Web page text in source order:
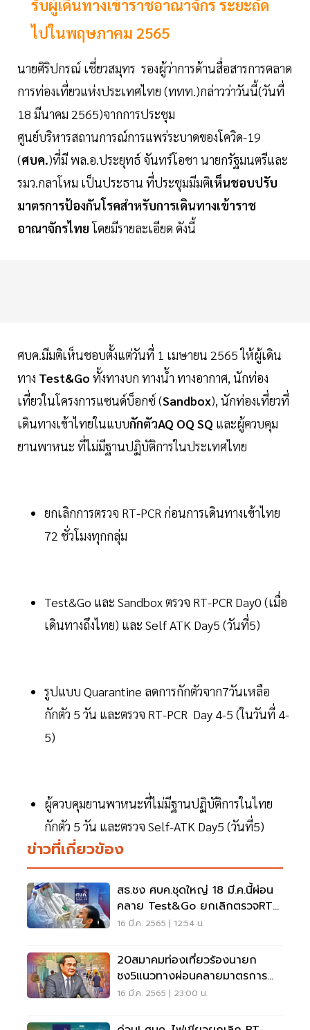
รับผู้เดินทางเข้าราชอาณาจักร ระยะถัด
ไปในพฤษภาคม 2565
นายศิริปกรณ์ เชี่ยวสมุทร รองผู้ว่าการด้านสื่อสารการตลาด
การท่องเที่ยวแห่งประเทศไทย (ททท.)กล่าวว่าวันนี้(วันที่
18 มีนาคม 2565)จากการประชุม
ศูนย์บริหารสถานการณ์การแพร่ระบาดของโควิด-19
(ศบค.)ที่มี พล.อ.ประยุทธ์ จันทร์โอชา นายกรัฐมนตรีและ
รมว.กลาโหม เป็นประธาน ที่ประชุมมีมติเห็นชอบปรับ
มาตรการป้องกันโรคสำหรับการเดินทางเข้าราช
อาณาจักรไทยโดยมีรายละเอียด ดังนี้
ศบค.มีมติเห็นชอบตั้งแต่วันที่ 1 เมษายน 2565 ให้ผู้เดิน
ทาง Test&Go ทั้งทางบก ทางน้ำ ทางอากาศ, นักท่อง
เที่ยวในโครงการแซนด์บ็อกซ์ (Sandbox), นักท่องเที่ยวที่
เดินทางเข้าไทยในแบบกักตัวAQ OQ SQ และผู้ควบคุม
ยานพาหนะ ที่ไม่มีฐานปฏิบัติการในประเทศไทย
ยกเลิกการตรวจ RT-PCR ก่อนการเดินทางเข้าไทย
72 ชั่วโมงทุกกลุ่ม
Test&Go และ Sandbox ตรวจ RT-PCR Day0 (เมื่อ
เดินทางถึงไทย) และ Self ATK Day5 (วันที่5)
รูปแบบ Quarantine ลดการกักตัวจาก7วันเหลือ
กักตัว 5 วัน และตรวจ RT-PCR Day 4-5 (ในวันที่ 4-
5)
ผู้ควบคุมยานพาหนะที่ไม่มีฐานปฏิบัติการในไทย
กักตัว 5 วัน และตรวจ Self-ATK Day5 (วันที่5)
ข่าวที่เกี่ยวข้อง
สธ.ชง ศบค.ชุดใหญ่ 18 มี.ค.นี้ผ่อน
คลาย Test&Go ยกเลิกตรวจRT-
PCR ก่อนมาไทย
16 มี.ค. 2565 | 12:54 น.
20สมาคมท่องเที่ยวร้องนายก
ชง5แนวทางผ่อนคลายมาตรการ
เดินทางเข้าไทย
16 มี.ค. 2565 | 23:00 น.